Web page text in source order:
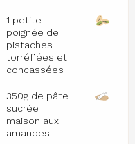
1 petite
poignée de
pistaches
torréfiées et
concassées
350g de pâte
sucrée
maison aux
amandes